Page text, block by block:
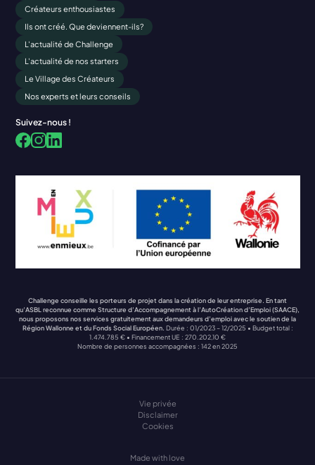
Créateurs enthousiastes
Ils ont créé. Que deviennent-ils?
L'actualité de Challenge
L'actualité de nos starters
Le Village des Créateurs
Nos experts et leurs conseils
Suivez-nous !
Challenge conseille les porteurs de projet dans la création de leur entreprise. En tant
qu’ASBL reconnue comme Structure d’Accompagnement à l’AutoCréation d’Emploi (SAACE),
nous proposons nos services gratuitement aux demandeurs d’emploi avec le soutien de la
Région Wallonne et du Fonds Social Européen. Durée : 01/2023 – 12/2025 • Budget total :
1.474.785 € • Financement UE : 270.202,10 €
Nombre de personnes accompagnées : 142 en 2025
Vie privée
Disclaimer
Cookies
Made with love